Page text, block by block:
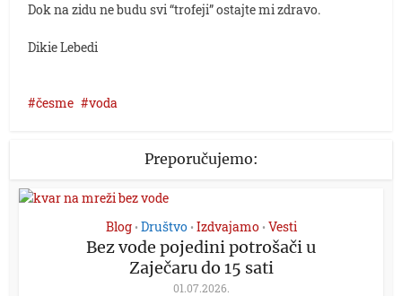
Dok na zidu ne budu svi “trofeji” ostajte mi zdravo.
Dikie Lebedi
česme voda
Preporučujemo:
Blog • Društvo • Izdvajamo • Vesti
Bez vode pojedini potrošači u
Zaječaru do 15 sati
01.07.2026.